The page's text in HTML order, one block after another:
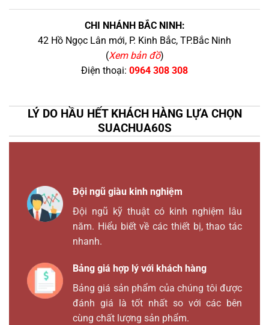
CHI NHÁNH BẮC NINH:
42 Hồ Ngọc Lân mới, P. Kinh Bắc, TP.Bắc Ninh
(Xem bản đồ)
Điện thoại: 0964 308 308
LÝ DO HẦU HẾT KHÁCH HÀNG LỰA CHỌN
SUACHUA60S
Đội ngũ giàu kinh nghiệm
Đội ngũ kỹ thuật có kinh nghiệm lâu
năm. Hiểu biết về các thiết bị, thao tác
nhanh.
Bảng giá hợp lý với khách hàng
Bảng giá sản phẩm của chúng tôi được
đánh giá là tốt nhất so với các bên
cùng chất lượng sản phẩm.